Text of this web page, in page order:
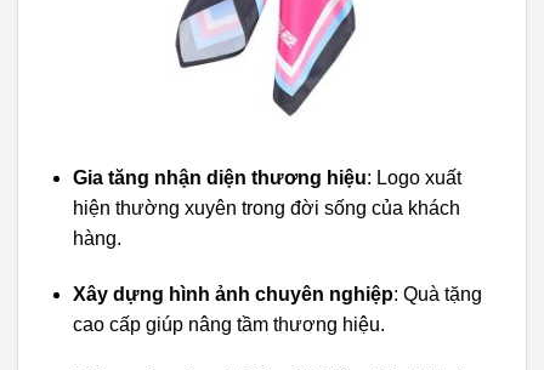
Gia tăng nhận diện thương hiệu: Logo xuất
hiện thường xuyên trong đời sống của khách
hàng.
Xây dựng hình ảnh chuyên nghiệp: Quà tặng
cao cấp giúp nâng tầm thương hiệu.